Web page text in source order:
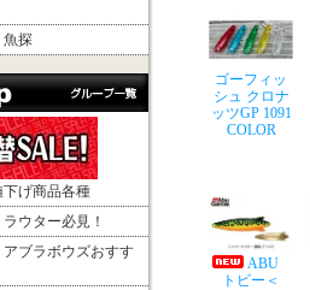
魚探
下げ商品各種
ウター必見！
ブラボウズおすす
ゴーフィッ
シュ クロナ
ッツGP 1091
COLOR
ABU
トビー＜